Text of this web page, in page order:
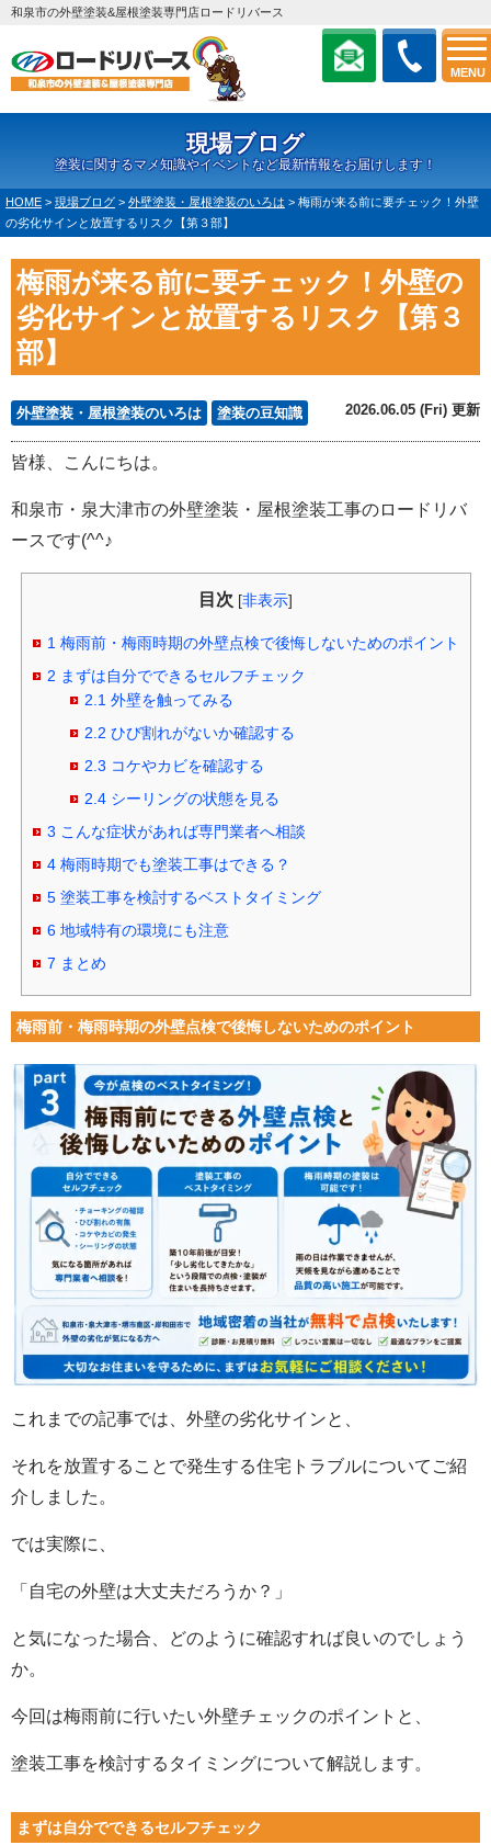
MENU
和泉市の外壁塗装&屋根塗装専門店ロードリバース
現場ブログ
塗装に関するマメ知識やイベントなど最新情報をお届けします！
HOME > 現場ブログ > 外壁塗装・屋根塗装のいろは > 梅雨が来る前に要チェック！外壁
の劣化サインと放置するリスク【第３部】
梅雨が来る前に要チェック！外壁の
劣化サインと放置するリスク【第３
部】
外壁塗装・屋根塗装のいろは 塗装の豆知識 2026.06.05 (Fri) 更新
皆様、こんにちは。
和泉市・泉大津市の外壁塗装・屋根塗装工事のロードリバ
ースです(^^♪
目次 [非表示]
1 梅雨前・梅雨時期の外壁点検で後悔しないためのポイント
2 まずは自分でできるセルフチェック
2.1 外壁を触ってみる
2.2 ひび割れがないか確認する
2.3 コケやカビを確認する
2.4シーリングの状態を見る
3 こんな症状があれば専門業者へ相談
4梅雨時期でも塗装工事はできる？
5塗装工事を検討するベストタイミング
6地域特有の環境にも注意
7 まとめ
梅雨前・梅雨時期の外壁点検で後悔しないためのポイント
これまでの記事では、外壁の劣化サインと、
それを放置することで発生する住宅トラブルについてご紹
介しました。
では実際に、
「自宅の外壁は大丈夫だろうか？」
と気になった場合、どのように確認すれば良いのでしょう
か。
今回は梅雨前に行いたい外壁チェックのポイントと、
塗装工事を検討するタイミングについて解説します。
まずは自分でできるセルフチェック